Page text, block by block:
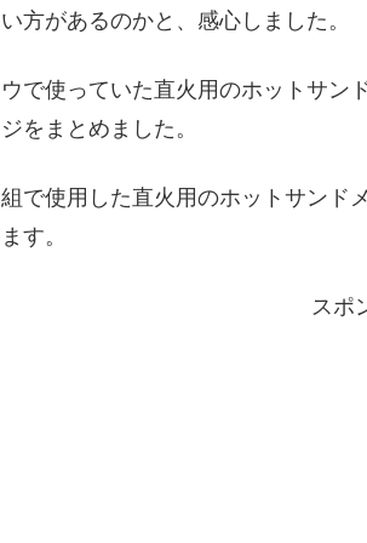
方があるのかと、感心しました。
で使っていた直火用のホットサン
をまとめました。
で使用した直火用のホットサンド
す。
スポ